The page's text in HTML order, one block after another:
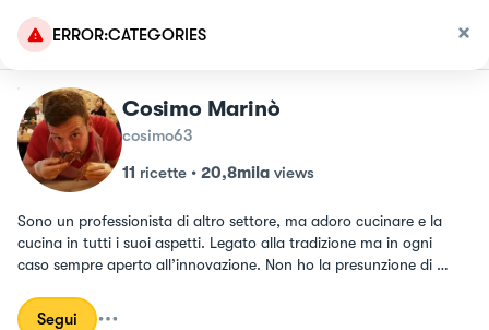
ERROR:CATEGORIES
Cosimo Marinò
cosimo63
11 ricette • 20,8mila views
Sono un professionista di altro settore, ma adoro cucinare e la
cucina in tutti i suoi aspetti. Legato alla tradizione ma in ogni
caso sempre aperto all’innovazione. Non ho la presunzione di
CBT al BBQ passando per il forno di casa!!
Segui